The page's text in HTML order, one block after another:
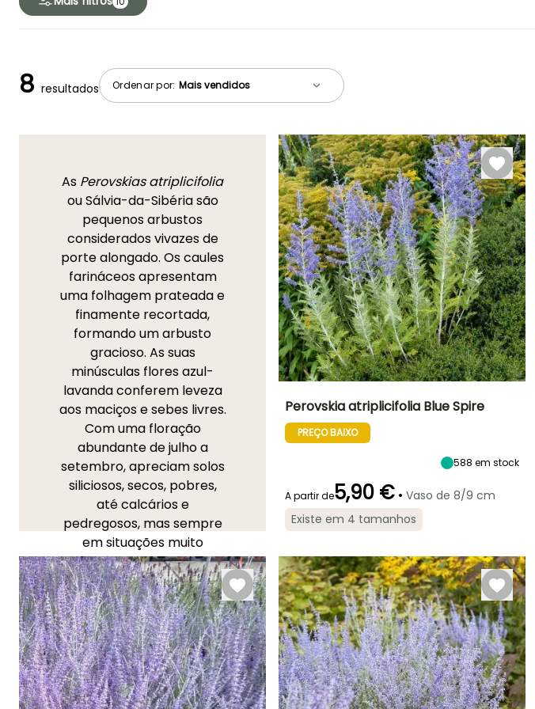
Ordenar por:
8 resultados
As Perovskias atriplicifolia
ou Sálvia-da-Sibéria são
pequenos arbustos
considerados vivazes de
porte alongado. Os caules
farináceos apresentam
uma folhagem prateada e
finamente recortada,
formando um arbusto
gracioso. As suas
minúsculas flores azul-
lavanda conferem leveza
aos maciços e sebes livres.
Com uma floração
abundante de julho a
setembro, apreciam solos
siliciosos, secos, pobres,
até calcários e
pedregosos, mas sempre
em situações muito
ensolaradas. Não
necessitam de rega! Entre
as 7 espécies, cultiva-se
principalmente a 'Blue
Spire', com 1,20m de altura,
ou a 'Little Spear', com
40cm de altura eporte
compacto. Mas também a
Altura à
maturidade
Período de floração
Junho à
Setembro
Período razoável de
Março à Maio,
Setembro à
Outubro
Perovskia atriplicifolia Blue Spire
PREÇO BAIXO
588 em stock
A partir de5,90 € • Vaso de 8/9 cm
Existe em 4 tamanhos